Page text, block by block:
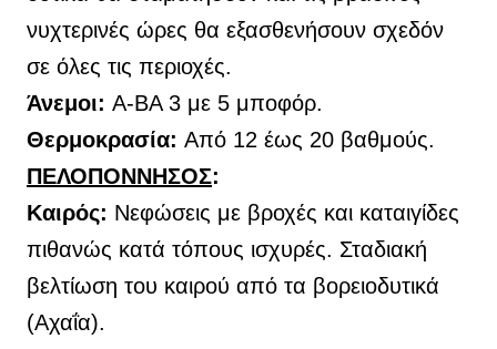
νυχτερινές ώρες θα εξασθενήσουν σχεδόν
σε όλες τις περιοχές.
Άνεμοι: Α-ΒΑ 3 με 5 μποφόρ.
Θερμοκρασία: Από 12 έως 20 βαθμούς.
ΠΕΛΟΠΟΝΝΗΣΟΣ:
Καιρός: Νεφώσεις με βροχές και καταιγίδες
πιθανώς κατά τόπους ισχυρές. Σταδιακή
βελτίωση του καιρού από τα βορειοδυτικά
(Αχαΐα).